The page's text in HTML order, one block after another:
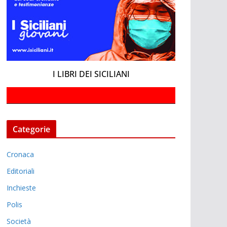
I LIBRI DEI SICILIANI
Categorie
Cronaca
Editoriali
Inchieste
Polis
Società